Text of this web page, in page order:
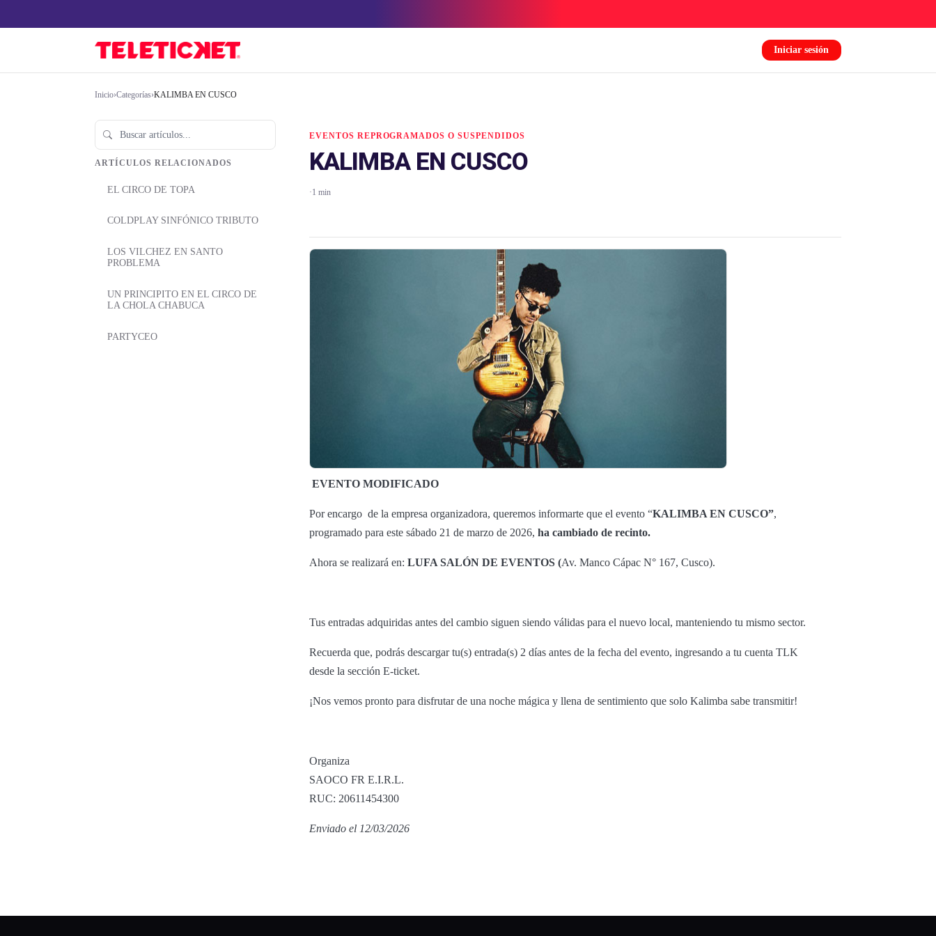
Iniciar sesión
Inicio›Categorías›KALIMBA EN CUSCO
ARTÍCULOS RELACIONADOS
EL CIRCO DE TOPA
COLDPLAY SINFÓNICO TRIBUTO
LOS VILCHEZ EN SANTO
PROBLEMA
UN PRINCIPITO EN EL CIRCO DE
LA CHOLA CHABUCA
PARTYCEO
EVENTOS REPROGRAMADOS O SUSPENDIDOS
KALIMBA EN CUSCO
·1 min
EVENTO MODIFICADO
Por encargo de la empresa organizadora, queremos informarte que el evento “KALIMBA EN CUSCO”,
programado para este sábado 21 de marzo de 2026, ha cambiado de recinto.
Ahora se realizará en: LUFA SALÓN DE EVENTOS (Av. Manco Cápac N° 167, Cusco).
Tus entradas adquiridas antes del cambio siguen siendo válidas para el nuevo local, manteniendo tu mismo sector.
Recuerda que, podrás descargar tu(s) entrada(s) 2 días antes de la fecha del evento, ingresando a tu cuenta TLK
desde la sección E-ticket.
¡Nos vemos pronto para disfrutar de una noche mágica y llena de sentimiento que solo Kalimba sabe transmitir!
Organiza
SAOCO FR E.I.R.L.
RUC: 20611454300
Enviado el 12/03/2026